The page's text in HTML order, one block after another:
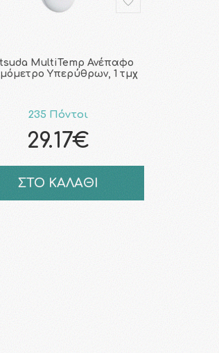
MultiTemp Ανέπαφο
Υπερύθρων, 1 τμχ
235 Πόντοι
29.17€
ΣΤΟ ΚΑΛΑΘΙ